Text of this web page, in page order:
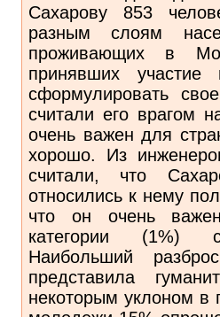
Сахарову 853
разным слоям
проживающих в
принявших
сформулировать
считали его врагом
очень важен для
хорошо. Из
считали, что
относились к нему
что он очень
категории (1%)
Наибольший
представила
некоторым уклоном в